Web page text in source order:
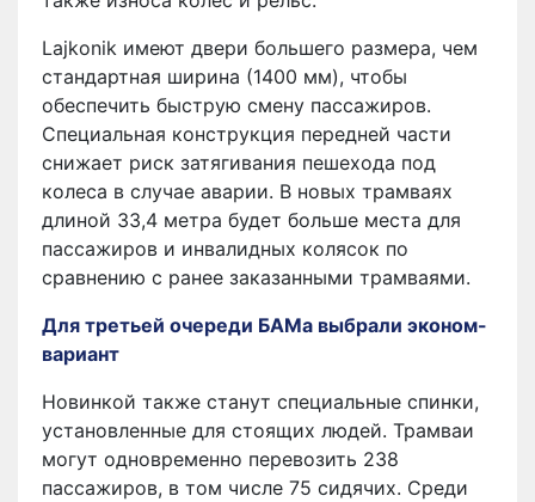
Lajkonik имеют двери большего размера, чем
стандартная ширина (1400 мм), чтобы
обеспечить быструю смену пассажиров.
Специальная конструкция передней части
снижает риск затягивания пешехода под
колеса в случае аварии. В новых трамваях
длиной 33,4 метра будет больше места для
пассажиров и инвалидных колясок по
сравнению с ранее заказанными трамваями.
Для третьей очереди БАМа выбрали эконом-
вариант
Новинкой также станут специальные спинки,
установленные для стоящих людей. Трамваи
могут одновременно перевозить 238
пассажиров, в том числе 75 сидячих. Среди